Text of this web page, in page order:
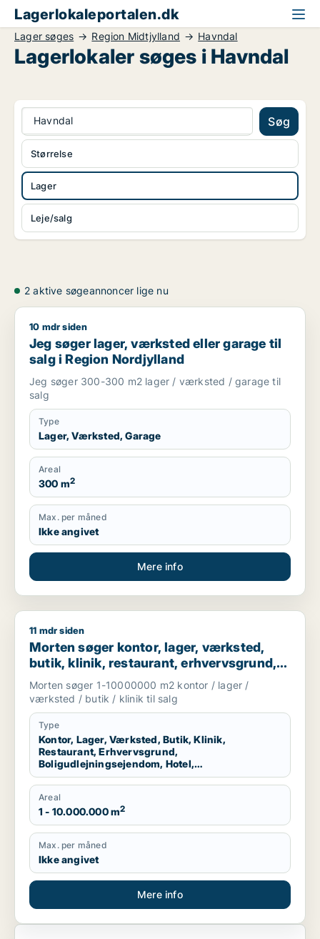
Lagerlokaleportalen.dk
Lager søges Region Midtjylland Havndal
Lagerlokaler søges i Havndal
Havndal Søg
Lager
Leje/salg
Størrelse
2 aktive søgeannoncer lige nu
Jeg søger lager, værksted eller garage til salg i Region
10 mdr siden
Jeg søger lager, værksted eller garage til
salg i Region Nordjylland
Jeg søger 300-300 m2 lager / værksted / garage til
salg
Type
Lager, Værksted, Garage
Areal
300 m2
Max. per måned
Ikke angivet
Mere info
Morten søger kontor, lager, værksted, butik, klinik,
11 mdr siden
Morten søger kontor, lager, værksted,
butik, klinik, restaurant, erhvervsgrund,
boligudlejningsejendom, hotel eller
produktionslokaler til salg i Region
Nordjylland
Morten søger 1-10000000 m2 kontor / lager /
værksted / butik / klinik til salg
Type
Kontor, Lager, Værksted, Butik, Klinik,
Restaurant, Erhvervsgrund,
Boligudlejningsejendom, Hotel,
Produktionslokaler
Areal
1 - 10.000.000 m2
Max. per måned
Ikke angivet
Mere info